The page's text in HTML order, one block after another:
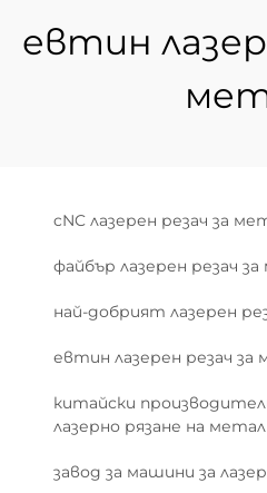
евтин
cNC лазерен резач за
файбър лазерен резач
най-добрият лазерен
евтин лазерен резач за
китайски
лазерно рязане на метал
завод за машини за